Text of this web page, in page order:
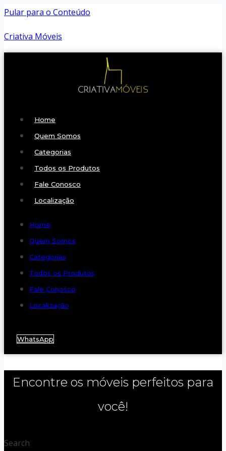
Pular para o Conteúdo
Criativa Móveis
Home
Quem Somos
Categorias
Todos os Produtos
Fale Conosco
Localização
Home
Quem Somos
Categorias
Todos os Produtos
Fale Conosco
Localização
WhatsApp
Encontre os móveis perfeitos para
você!
Search